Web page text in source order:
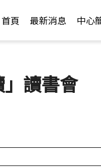
首頁 最新消息 中心
」讀書會